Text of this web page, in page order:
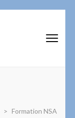
> Formation NSA